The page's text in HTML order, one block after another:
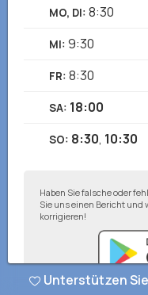
MO, DI: 8:30
MI: 9:30
FR: 8:30
SA: 18:00
SO: 8:30, 10:30
Haben Sie falsche oder
Sie uns einen Bericht
korrigieren!
Unterstützen